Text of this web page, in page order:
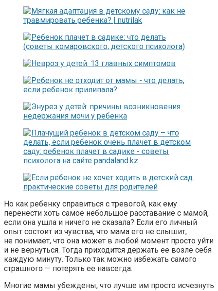
Но как ребенку справиться с тревогой, как ему
перенести хоть самое небольшое расставание с мамой,
если она ушла и ничего не сказала? Если его личный
опыт состоит из чувства, что мама его не слышит,
не понимает, что она может в любой момент просто уйти
и не вернуться. Тогда приходится держать ее возле себя
каждую минуту. Только так можно избежать самого
страшного — потерять ее навсегда.
Многие мамы убеждены, что лучше им просто исчезнуть